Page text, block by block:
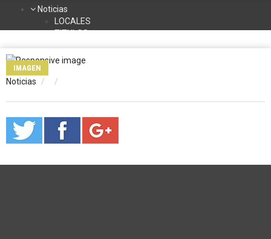
Noticias
LOCALES
TITULOS
NACIONALES
TURISMO
Programación
IMAGEN
Noticias